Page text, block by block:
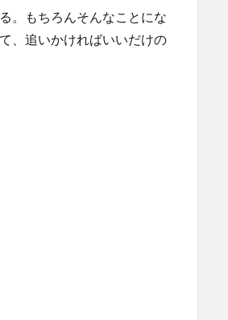
。もちろんそんなことにな
、追いかければいいだけの